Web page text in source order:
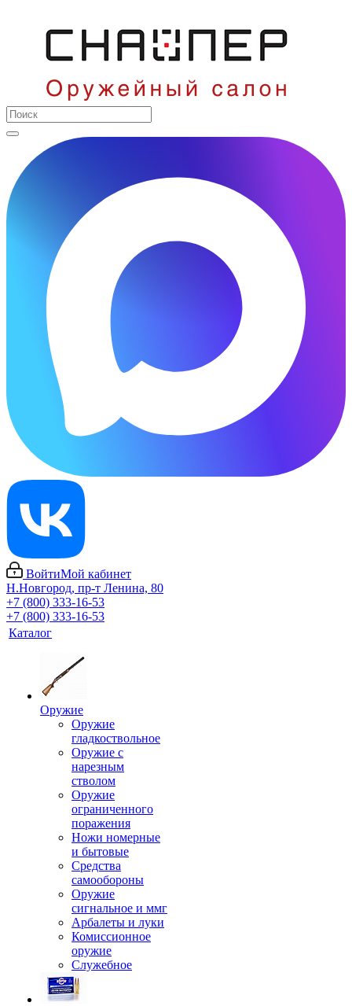
ВойтиМой кабинет
Н.Новгород, пр-т Ленина, 80
+7 (800) 333-16-53
+7 (800) 333-16-53
Каталог
Оружие
Оружие
гладкоствольное
Оружие с
нарезным
стволом
Оружие
ограниченного
поражения
Ножи номерные
и бытовые
Средства
самообороны
Оружие
сигнальное и ммг
Арбалеты и луки
Комиссионное
оружие
Служебное